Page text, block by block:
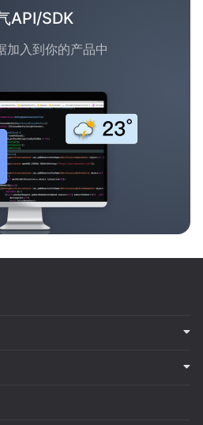
API/SDK
加入到你的产品中